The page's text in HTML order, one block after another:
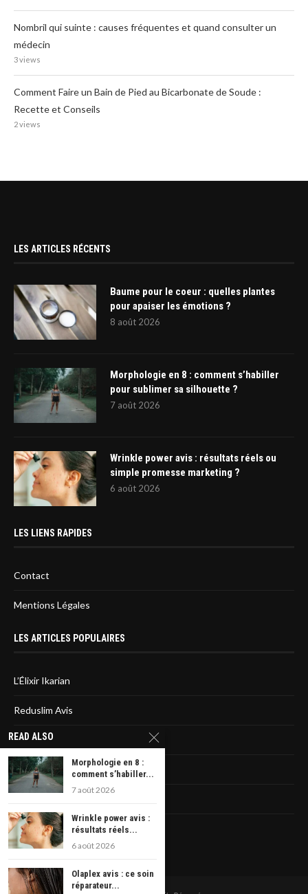
Nombril qui suinte : causes fréquentes et quand consulter un
médecin
3 views
Comment Faire un Bain de Pied au Bicarbonate de Soude :
Recette et Conseils
2 views
LES ARTICLES RÉCENTS
Baume pour le coeur : quelles plantes
pour apaiser les émotions ?
8 août 2026
Morphologie en 8 : comment s’habiller
pour sublimer sa silhouette ?
7 août 2026
Wrinkle power avis : résultats réels ou
simple promesse marketing ?
6 août 2026
LES LIENS RAPIDES
Contact
Mentions Légales
LES ARTICLES POPULAIRES
L’Élixir Ikarian
Reduslim Avis
Sirtfood diet : L’avis des médecins
La liste des statines dangereuses
Veniseptico : les avis
READ ALSO
Morphologie en 8 :
comment s’habiller...
7 août 2026
Wrinkle power avis :
résultats réels...
6 août 2026
Olaplex avis : ce soin
réparateur...